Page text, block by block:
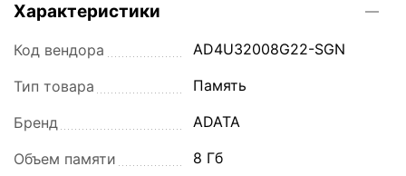
Характеристики
Код вендора AD4U32008G22-SGN
Тип товара Память
Бренд ADATA
Объем памяти 8 Гб